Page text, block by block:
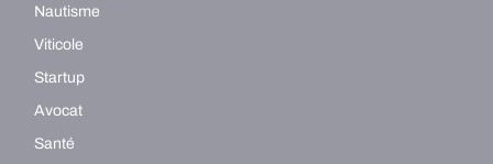
Nautisme
Viticole
Startup
Avocat
Santé